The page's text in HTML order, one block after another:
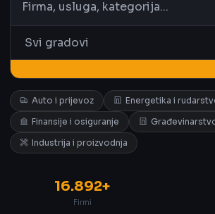
Auto i prijevoz
Energetika i
Finansije i osiguranje
Industrija i proizvodnja
16.892+
Firmi